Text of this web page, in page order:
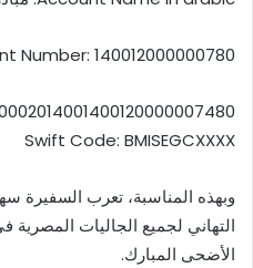
وبهذه المناسبة، تعرب السفيرة
التهاني لجميع الجاليات
الأضحى المبارك.